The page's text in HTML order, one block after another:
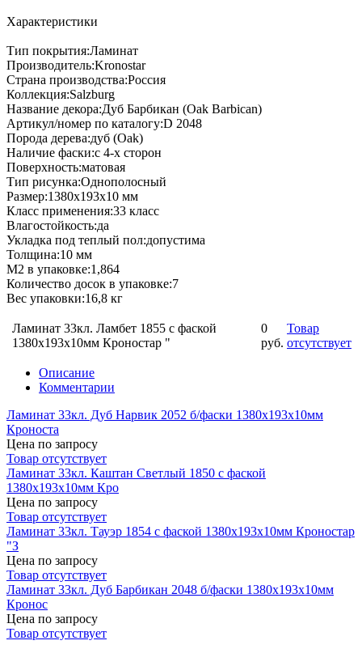
Характеристики
Тип покрытия:Ламинат
Производитель:Kronostar
Страна производства:Россия
Коллекция:Salzburg
Название декора:Дуб Барбикан (Oak Barbican)
Артикул/номер по каталогу:D 2048
Порода дерева:дуб (Oak)
Наличие фаски:с 4-х сторон
Поверхность:матовая
Тип рисунка:Однополосный
Размер:1380х193х10 мм
Класс применения:33 класс
Влагостойкость:да
Укладка под теплый пол:допустима
Толщина:10 мм
М2 в упаковке:1,864
Количество досок в упаковке:7
Вес упаковки:16,8 кг
Ламинат 33кл. Ламбет 1855 с фаской
1380х193х10мм Кроностар "
0
руб.
Товар
отсутствует
Описание
Комментарии
Ламинат 33кл. Дуб Нарвик 2052 б/фаски 1380х193х10мм
Кроноста
Цена по запросу
Товар отсутствует
Ламинат 33кл. Каштан Светлый 1850 с фаской
1380х193х10мм Кро
Цена по запросу
Товар отсутствует
Ламинат 33кл. Тауэр 1854 с фаской 1380х193х10мм Кроностар
"З
Цена по запросу
Товар отсутствует
Ламинат 33кл. Дуб Барбикан 2048 б/фаски 1380х193х10мм
Кронос
Цена по запросу
Товар отсутствует